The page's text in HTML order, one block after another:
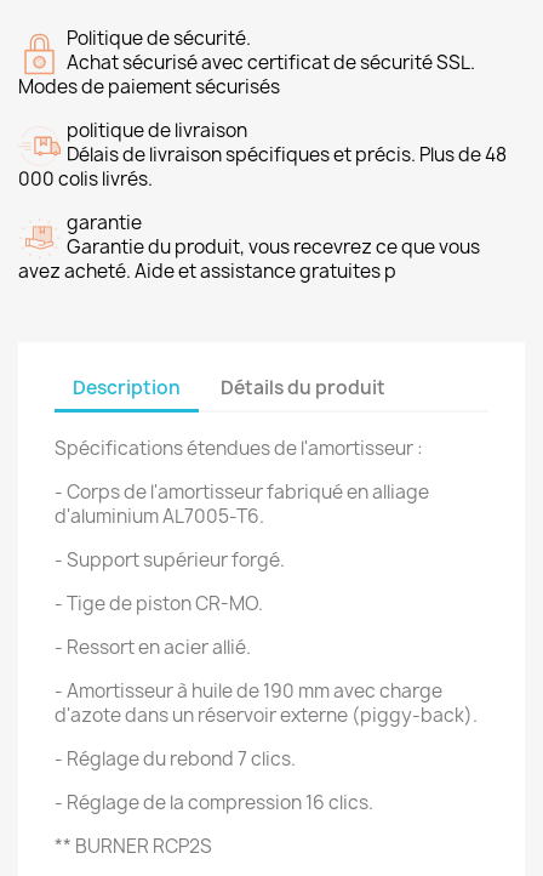
Politique de sécurité.
Achat sécurisé avec certificat de sécurité SSL.
Modes de paiement sécurisés
politique de livraison
Délais de livraison spécifiques et précis. Plus de 48
000 colis livrés.
garantie
Garantie du produit, vous recevrez ce que vous
avez acheté. Aide et assistance gratuites p
Description Détails du produit
Spécifications étendues de l'amortisseur :
- Corps de l'amortisseur fabriqué en alliage
d'aluminium AL7005-T6.
- Support supérieur forgé.
- Tige de piston CR-MO.
- Ressort en acier allié.
- Amortisseur à huile de 190 mm avec charge
d'azote dans un réservoir externe (piggy-back).
- Réglage du rebond 7 clics.
- Réglage de la compression 16 clics.
** BURNER RCP2S